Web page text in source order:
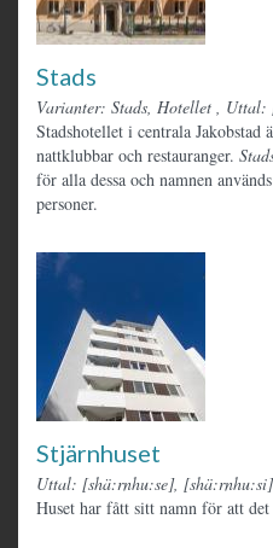
Stads
Varianter: Stads, Hotellet , Uttal:
Stadshotellet i centrala
nattklubbar och restauranger.
för alla dessa och namnen
personer.
Stjärnhuset
Uttal: [shä:rnhu:se], [shä:rnhu:si]
Huset har fått sitt namn för att